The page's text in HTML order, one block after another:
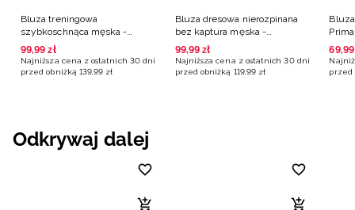
Bluza treningowa
szybkoschnąca męska -
granatowa
99,99 zł
Najniższa cena z ostatnich 30 dni
przed obniżką 139,99 zł
Bluza dresowa nierozpinana
bez kaptura męska -
granatowa
99,99 zł
Najniższa cena z ostatnich 30 dni
przed obniżką 119,99 zł
69,99
przed
Odkrywaj dalej